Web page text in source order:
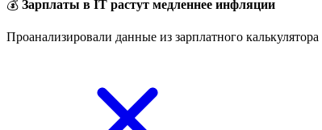
💰 Зарплаты в IT растут медленнее инфляции
Проанализировали данные из зарплатного